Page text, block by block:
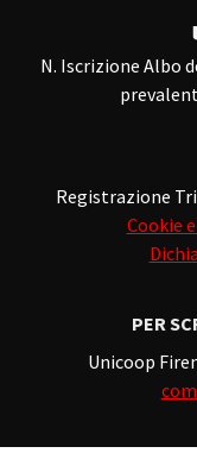
N. Iscrizione Albo
Registrazione
Cookie
PER
Unicoop